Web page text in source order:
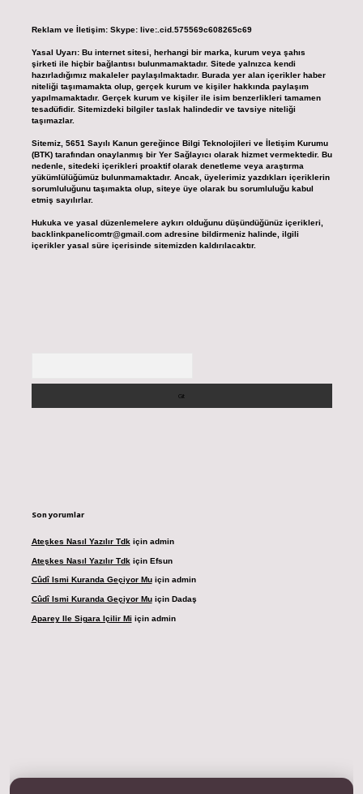
Reklam ve İletişim: Skype: live:.cid.575569c608265c69
Yasal Uyarı: Bu internet sitesi, herhangi bir marka, kurum veya şahıs
şirketi ile hiçbir bağlantısı bulunmamaktadır. Sitede yalnızca kendi
hazırladığımız makaleler paylaşılmaktadır. Burada yer alan içerikler haber
niteliği taşımamakta olup, gerçek kurum ve kişiler hakkında paylaşım
yapılmamaktadır. Gerçek kurum ve kişiler ile isim benzerlikleri tamamen
tesadüfidir. Sitemizdeki bilgiler taslak halindedir ve tavsiye niteliği
taşımazlar.
Sitemiz, 5651 Sayılı Kanun gereğince Bilgi Teknolojileri ve İletişim Kurumu
(BTK) tarafından onaylanmış bir Yer Sağlayıcı olarak hizmet vermektedir. Bu
nedenle, sitedeki içerikleri proaktif olarak denetleme veya araştırma
yükümlülüğümüz bulunmamaktadır. Ancak, üyelerimiz yazdıkları içeriklerin
sorumluluğunu taşımakta olup, siteye üye olarak bu sorumluluğu kabul
etmiş sayılırlar.
Hukuka ve yasal düzenlemelere aykırı olduğunu düşündüğünüz içerikleri,
backlinkpanelicomtr@gmail.comadresine bildirmeniz halinde, ilgili
içerikler yasal süre içerisinde sitemizden kaldırılacaktır.
Son yorumlar
Ateşkes Nasıl Yazılır Tdk için admin
Ateşkes Nasıl Yazılır Tdk için Efsun
Cûdî Ismi Kuranda Geçiyor Muiçin admin
Cûdî Ismi Kuranda Geçiyor Muiçin Dadaş
Aparey Ile Sigara Içilir Mi için admin